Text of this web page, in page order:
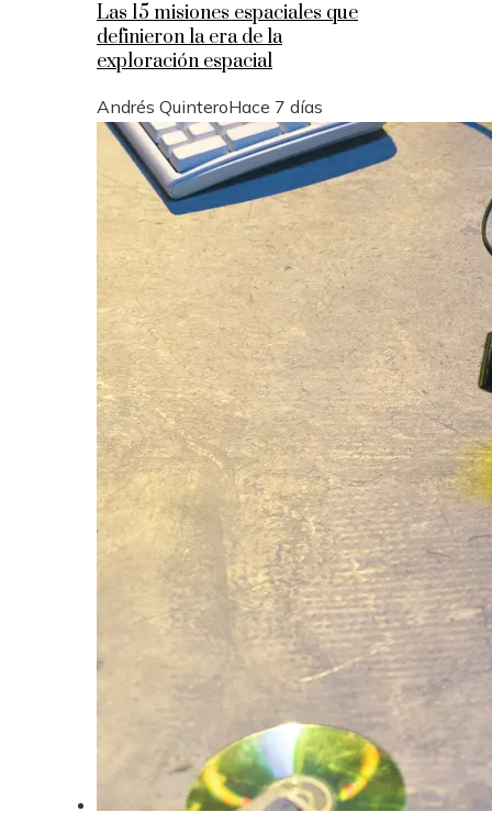
Las 15 misiones espaciales que
definieron la era de la
exploración espacial
Andrés QuinteroHace 7 días